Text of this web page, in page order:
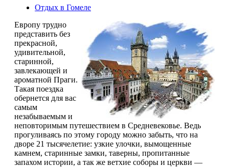
Отдых в Гомеле
Европу трудно
представить без
прекрасной,
удивительной,
старинной,
завлекающей и
ароматной Праги.
Такая поездка
обернется для вас
самым
незабываемым и
неповторимым путешествием в Средневековье. Ведь
прогуливаясь по этому городу можно забыть, что на
дворе 21 тысячелетие: узкие улочки, вымощенные
камнем, старинные замки, таверны, пропитанные
запахом истории, а так же ветхие соборы и церкви —